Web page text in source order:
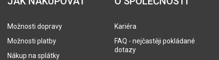
Možnosti dopravy
Možnosti platby
Nákup na splátky
Kariéra
FAQ - nejčastěji pokládané
dotazy